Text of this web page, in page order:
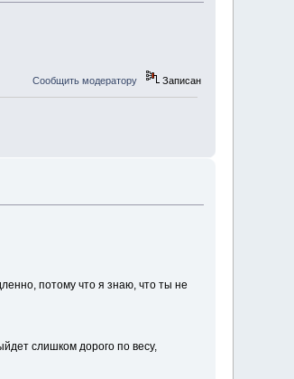
Сообщить модератору Записан
потому что я знаю, что ты не
слишком дорого по весу,